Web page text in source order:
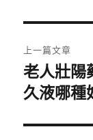
章
導
覽
上一篇文章
上
一
文
老人壯陽
久液哪種